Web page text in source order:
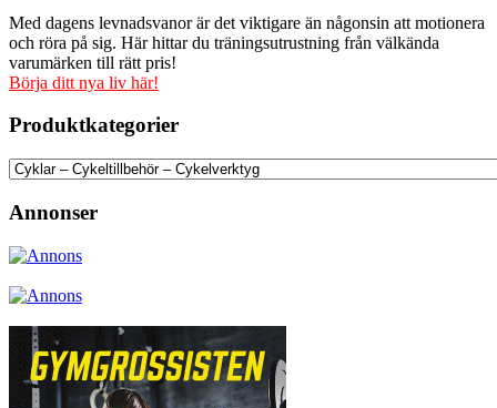
Med dagens levnadsvanor är det viktigare än någonsin att motionera
och röra på sig. Här hittar du träningsutrustning från välkända
varumärken till rätt pris!
Börja ditt nya liv här!
Produktkategorier
Annonser